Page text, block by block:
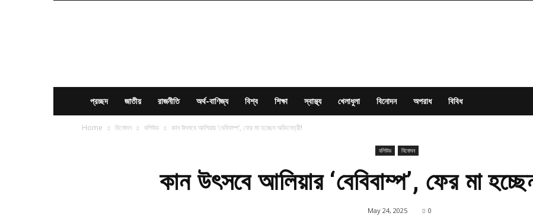
প্রচ্ছদ জাতীয় রাজনীতি অর্থ-বাণিজ্য বিশ্ব শিক্ষা স্বাস্থ্য খেলাধুলা বিনোদন অপরাধ বিবিধ
Home বিনোদন বলিউড কান উৎসবে আলিয়ার ‘বেবিবাম্প’, ফের মা হচ্ছেন অভিনেত্রী!
বলিউড বিনোদন
কান উৎসবে আলিয়ার ‘বেবিবাম্প’, ফের মা
May 24, 2025 0